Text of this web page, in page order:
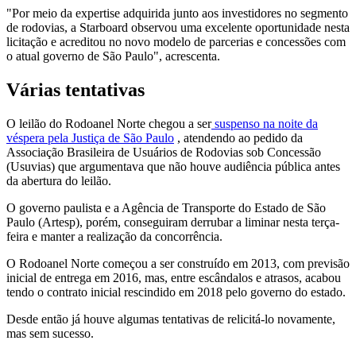
"Por meio da expertise adquirida junto aos investidores no segmento
de rodovias, a Starboard observou uma excelente oportunidade nesta
licitação e acreditou no novo modelo de parcerias e concessões com
o atual governo de São Paulo", acrescenta.
Várias tentativas
O leilão do Rodoanel Norte chegou a sersuspenso na noite da
véspera pela Justiça de São Paulo , atendendo ao pedido da
Associação Brasileira de Usuários de Rodovias sob Concessão
(Usuvias) que argumentava que não houve audiência pública antes
da abertura do leilão.
O governo paulista e a Agência de Transporte do Estado de São
Paulo (Artesp), porém, conseguiram derrubar a liminar nesta terça-
feira e manter a realização da concorrência.
O Rodoanel Norte começou a ser construído em 2013, com previsão
inicial de entrega em 2016, mas, entre escândalos e atrasos, acabou
tendo o contrato inicial rescindido em 2018 pelo governo do estado.
Desde então já houve algumas tentativas de relicitá-lo novamente,
mas sem sucesso.